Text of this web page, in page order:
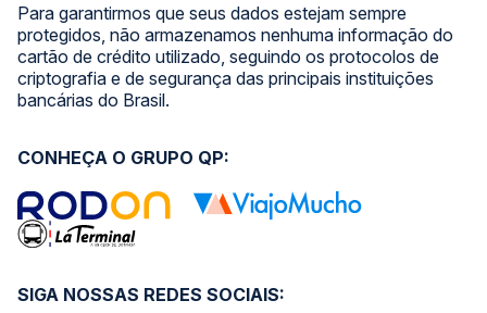
Para garantirmos que seus dados estejam sempre
protegidos, não armazenamos nenhuma informação do
cartão de crédito utilizado, seguindo os protocolos de
criptografia e de segurança das principais instituições
bancárias do Brasil.
SIGA NOSSAS REDES SOCIAIS:
CONHEÇA O GRUPO QP: